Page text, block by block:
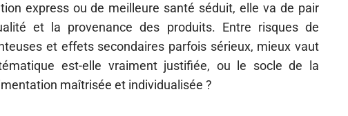
express ou de meilleure santé séduit, elle va de pair
et la provenance des produits. Entre risques de
et effets secondaires parfois sérieux, mieux vaut
est-elle vraiment justifiée, ou le socle de la
maîtrisée et individualisée ?